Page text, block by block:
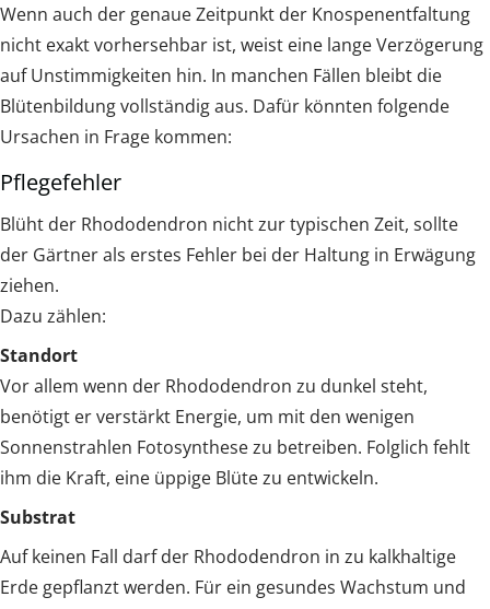
Wenn auch der genaue Zeitpunkt der Knospenentfaltung
nicht exakt vorhersehbar ist, weist eine lange Verzögerung
auf Unstimmigkeiten hin. In manchen Fällen bleibt die
Blütenbildung vollständig aus. Dafür könnten folgende
Ursachen in Frage kommen:
Pflegefehler
Blüht der Rhododendron nicht zur typischen Zeit, sollte
der Gärtner als erstes Fehler bei der Haltung in Erwägung
ziehen.
Dazu zählen:
Standort
Vor allem wenn der Rhododendron zu dunkel steht,
benötigt er verstärkt Energie, um mit den wenigen
Sonnenstrahlen Fotosynthese zu betreiben. Folglich fehlt
ihm die Kraft, eine üppige Blüte zu entwickeln.
Substrat
Auf keinen Fall darf der Rhododendron in zu kalkhaltige
Erde gepflanzt werden. Für ein gesundes Wachstum und